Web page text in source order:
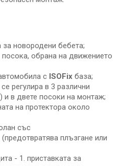
за новородени бебета;
обрана на движението
с ISOFix база;
регулира в 3 различни
и в двете посоки на монтаж;
на протектора около
със
(предотвратява плъзгане или
- 1. приставката за